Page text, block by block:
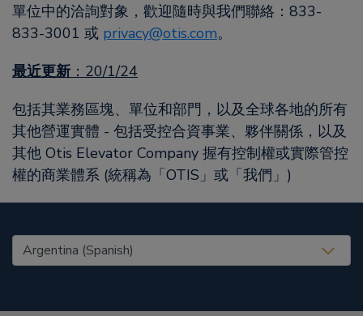
單位中的洽詢對象，歡迎隨時與我們聯絡：833-
833-3001 或 privacy@otis.com。
最近更新 ：20/1/24
包括其業務區塊、單位和部門，以及全球各地的所有
其他營運實體 - 包括受控合資事業、夥伴關係，以及
其他 Otis Elevator Company 握有控制權或實際管控
權的商業體系 (統稱為「OTIS」或「我們」)
United States (EN)